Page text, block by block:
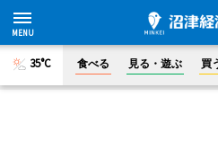
35°C 食べる 見る・遊ぶ 買